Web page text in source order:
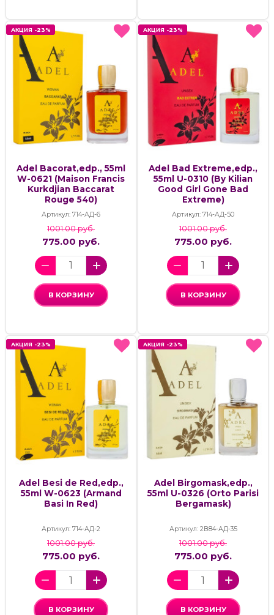
АКЦИЯ -23%
Adel Bacorat,edp., 55ml
W-0621 (Maison Francis
Kurkdjian Baccarat
Rouge 540)
Артикул: 714-АД-6
АКЦИЯ -23%
1001.00 руб.
775.00 руб.
В КОРЗИНУ
АКЦИЯ -23%
Adel Bad Extreme,edp.,
55ml U-0310 (By Kilian
Good Girl Gone Bad
Extreme)
Артикул: 714-АД-50
АКЦИЯ -23%
1001.00 руб.
775.00 руб.
В КОРЗИНУ
АКЦИЯ -23%
Adel Besi de Red,edp.,
55ml W-0623 (Armand
Basi In Red)
Артикул: 714-АД-2
АКЦИЯ -23%
1001.00 руб.
775.00 руб.
В КОРЗИНУ
АКЦИЯ -23%
Adel Birgomask,edp.,
55ml U-0326 (Orto Parisi
Bergamask)
Артикул: 2В84-АД-35
АКЦИЯ -23%
1001.00 руб.
775.00 руб.
В КОРЗИНУ